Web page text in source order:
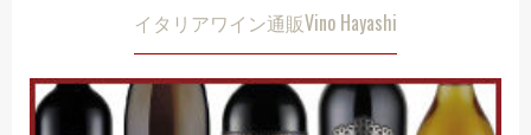
イタリアワイン通販Vino Hayashi